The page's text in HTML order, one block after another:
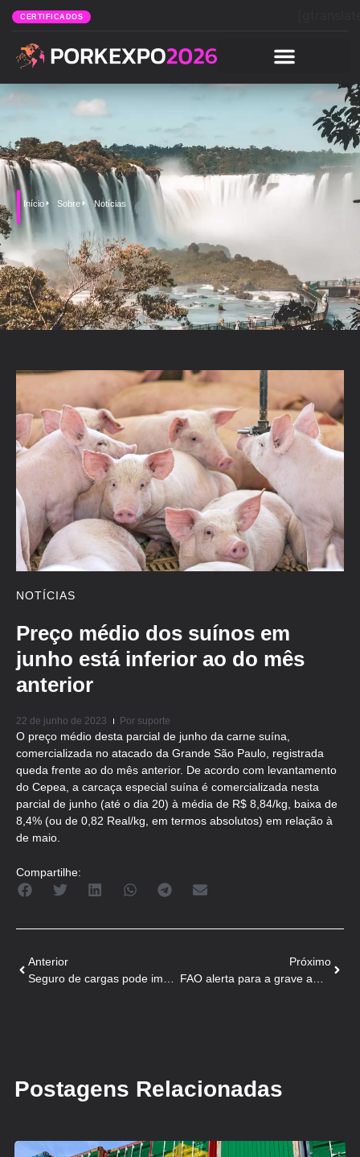
CERTIFICADOS
Início Sobre Notícias
NOTÍCIAS
Preço médio dos suínos em
junho está inferior ao do mês
anterior
22 de junho de 2023 Por suporte
O preço médio desta parcial de junho da carne suína,
comercializada no atacado da Grande São Paulo, registrada
queda frente ao do mês anterior. De acordo com levantamento
do Cepea, a carcaça especial suína é comercializada nesta
parcial de junho (até o dia 20) à média de R$ 8,84/kg, baixa de
8,4% (ou de 0,82 Real/kg, em termos absolutos) em relação à
de maio.
Compartilhe:
Anterior
Próximo
Postagens Relacionadas